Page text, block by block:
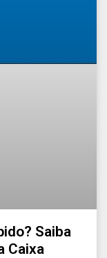
Saiba
Caixa